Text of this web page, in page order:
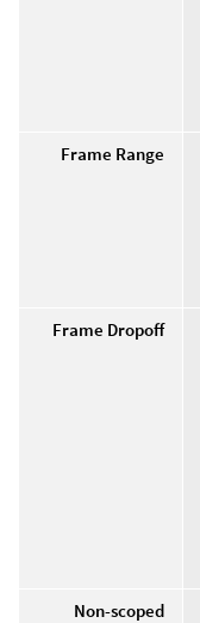
Frame Range
Frame Dropoff
Non-scoped